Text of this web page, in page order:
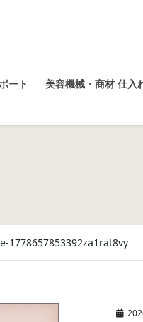
ート 美容機械・商材 仕入
1778657853392za1rat8vy